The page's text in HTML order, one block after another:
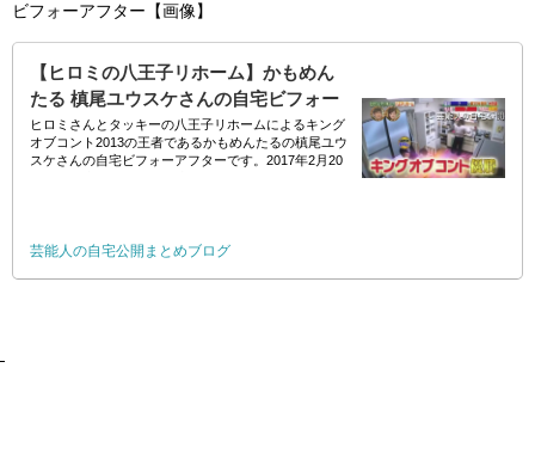
ビフォーアフター【画像】
【ヒロミの八王子リホーム】かもめん
たる 槙尾ユウスケさんの自宅ビフォー
アフター【画像】
ヒロミさんとタッキーの八王子リホームによるキング
オブコント2013の王者であるかもめんたるの槙尾ユウ
スケさんの自宅ビフォーアフターです。2017年2月20
芸能人の自宅公開まとめブログ